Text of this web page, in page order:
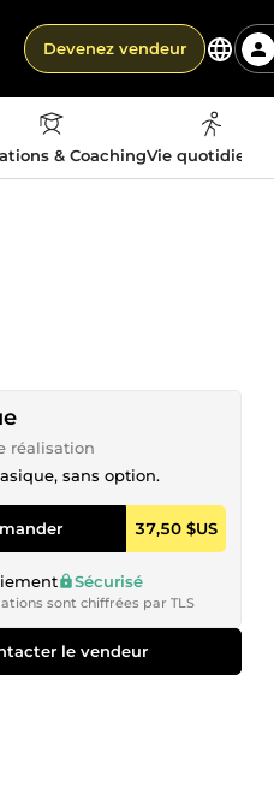
Devenez vendeur
& CoachingVie
réalisation
sans option.
37,50 $US
Sécurisé
sont chiffrées par TLS
le vendeur